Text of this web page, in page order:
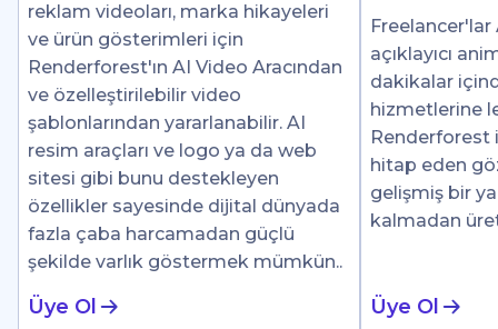
reklam videoları, marka hikayeleri
ve ürün gösterimleri için
Renderforest'ın AI Video Aracından
ve özelleştirilebilir video
şablonlarından yararlanabilir. AI
resim araçları ve logo ya da web
sitesi gibi bunu destekleyen
özellikler sayesinde dijital dünyada
fazla çaba harcamadan güçlü
şekilde varlık göstermek mümkün..
Üye Ol
açıklayıcı
dakikalar
hizmetlerine
Renderforest
hitap eden
gelişmiş bir
kalmadan
Üye Ol